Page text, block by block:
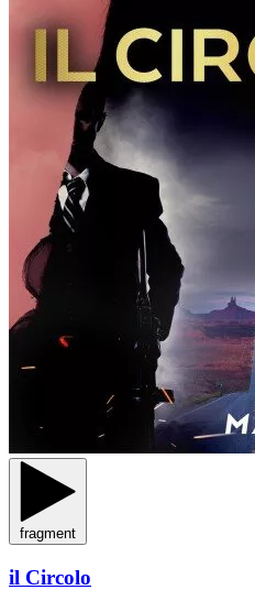
fragment
il Circolo